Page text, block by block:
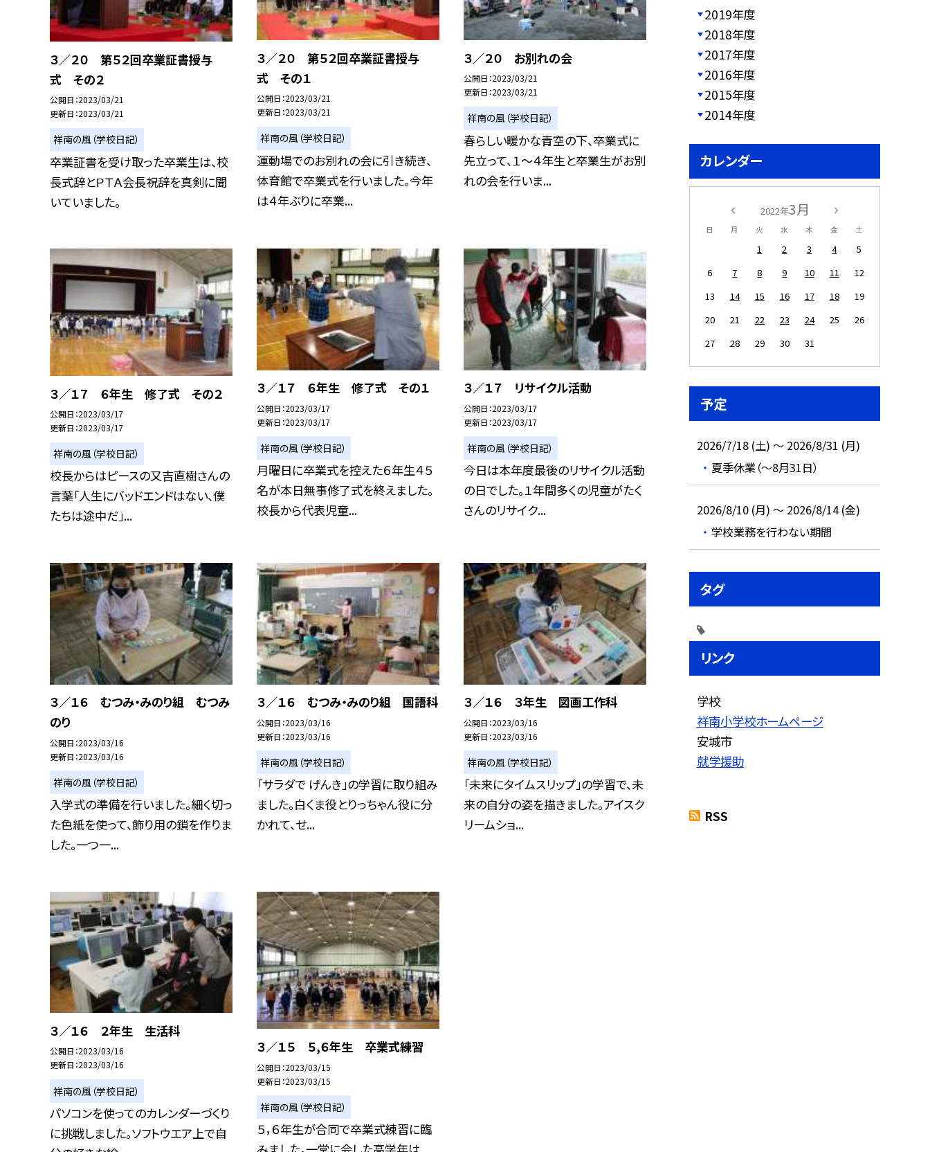
３／２０ 第５２回卒業証書授与
式 その２
公開日 2023/03/21
更新日 2023/03/21
祥南の風（学校日記）
卒業証書を受け取った卒業生は、校
長式辞とＰＴＡ会長祝辞を真剣に聞
いていました。
３／２０ 第５２回卒業証書授与
式 その１
公開日 2023/03/21
更新日 2023/03/21
祥南の風（学校日記）
運動場でのお別れの会に引き続き、
体育館で卒業式を行いました。今年
は４年ぶりに卒業...
３／２０ お別れの会
公開日 2023/03/21
更新日 2023/03/21
祥南の風（学校日記）
春らしい暖かな青空の下、卒業式に
先立って、１〜４年生と卒業生がお別
れの会を行いま...
３／１７ ６年生 修了式 その２
公開日 2023/03/17
更新日 2023/03/17
祥南の風（学校日記）
校長からはピースの又吉直樹さんの
言葉「人生にバッドエンドはない、僕
たちは途中だ」...
３／１７ ６年生 修了式 その１
公開日 2023/03/17
更新日 2023/03/17
祥南の風（学校日記）
月曜日に卒業式を控えた６年生４５
名が本日無事修了式を終えました。
校長から代表児童...
３／１７ リサイクル活動
公開日 2023/03/17
更新日 2023/03/17
祥南の風（学校日記）
今日は本年度最後のリサイクル活動
の日でした。１年間多くの児童がたく
さんのリサイク...
３／１６ むつみ・みのり組 むつみ
のり
公開日 2023/03/16
更新日 2023/03/16
祥南の風（学校日記）
入学式の準備を行いました。細く切っ
た色紙を使って、飾り用の鎖を作りま
した。一つ一...
３／１６ むつみ・みのり組 国語科
公開日 2023/03/16
更新日 2023/03/16
祥南の風（学校日記）
「サラダで げんき」の学習に取り組み
ました。白くま役とりっちゃん役に分
かれて、せ...
３／１６ ３年生 図画工作科
公開日 2023/03/16
更新日 2023/03/16
祥南の風（学校日記）
「未来にタイムスリップ」の学習で、未
来の自分の姿を描きました。アイスク
リームショ...
３／１６ ２年生 生活科
公開日 2023/03/16
更新日 2023/03/16
祥南の風（学校日記）
パソコンを使ってのカレンダーづくり
に挑戦しました。ソフトウエア上で自
３／１５ ５,６年生 卒業式練習
公開日 2023/03/15
更新日 2023/03/15
祥南の風（学校日記）
５，６年生が合同で卒業式練習に臨
2019年度
2018年度
2017年度
2016年度
2015年度
2014年度
カレンダー
2022年3月
日 月 火 水 木 金 土
1 2 3 4
5
6
7 8 9 10 11
12
13
14 15 16 17 18
19
20
21 22 23 24 25
26
27
28 29 30 31
予定
2026/7/18 (土) ～ 2026/8/31 (月)
夏季休業（～8月31日）
2026/8/10 (月) ～ 2026/8/14 (金)
学校業務を行わない期間
タグ
リンク
学校
祥南小学校ホームページ
安城市
就学援助
RSS